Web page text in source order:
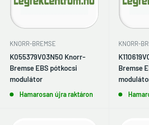
KNORR-BREMSE
K055379V03N50 Knorr-
Bremse EBS pótkocsi
modulátor
Hamarosan újra raktáron
KNORR-
Bremse